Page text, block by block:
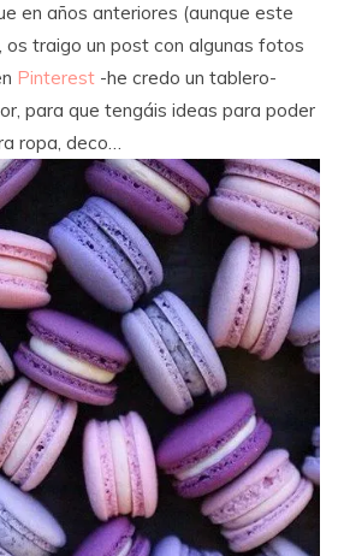
en años anteriores (aunque este
os traigo un post con algunas fotos
Pinterest -he credo un tablero-
para que tengáis ideas para poder
ropa, deco…